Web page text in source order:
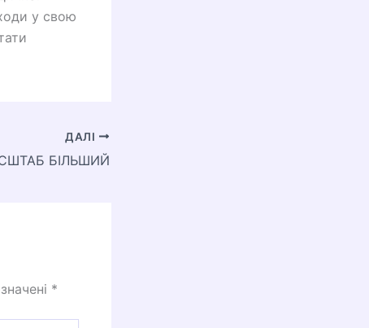
у свою
ДАЛІ
БІЛЬШИЙ
*